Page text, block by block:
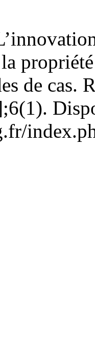
de cas.